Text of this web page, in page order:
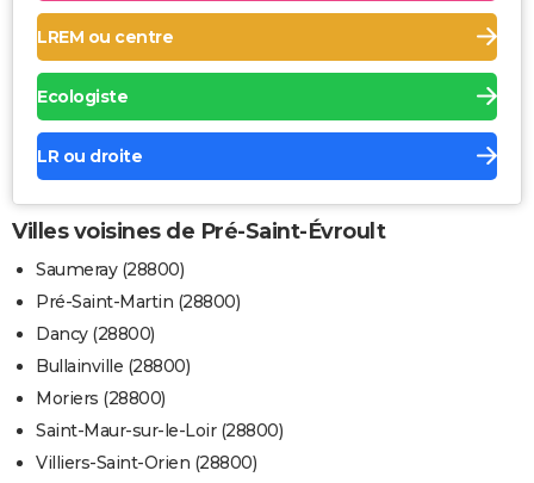
LREM ou centre
Ecologiste
LR ou droite
Villes voisines de Pré-Saint-Évroult
Saumeray (28800)
Pré-Saint-Martin (28800)
Dancy (28800)
Bullainville (28800)
Moriers (28800)
Saint-Maur-sur-le-Loir (28800)
Villiers-Saint-Orien (28800)